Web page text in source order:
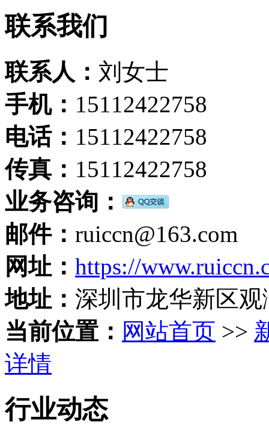
联系我们
联系人： 刘女士
手机： 15112422758
电话： 15112422758
传真： 15112422758
业务咨询：
邮件： ruiccn@163.com
网址： https://
地址： 深圳市龙华新区
当前位置： 网站首页 >>
详情
行业动态